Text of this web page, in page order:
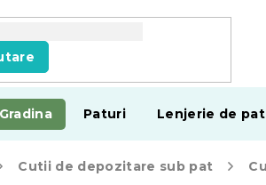
Gradina Paturi Lenjerie de pat
Cutii de depozitare sub pat